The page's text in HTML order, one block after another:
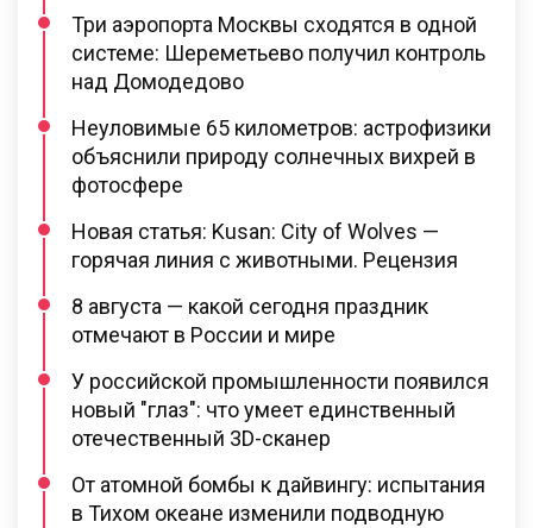
Три аэропорта Москвы сходятся в одной
системе: Шереметьево получил контроль
над Домодедово
Неуловимые 65 километров: астрофизики
объяснили природу солнечных вихрей в
фотосфере
Новая статья: Kusan: City of Wolves —
горячая линия с животными. Рецензия
8 августа — какой сегодня праздник
отмечают в России и мире
У российской промышленности появился
новый "глаз": что умеет единственный
отечественный 3D-сканер
От атомной бомбы к дайвингу: испытания
в Тихом океане изменили подводную